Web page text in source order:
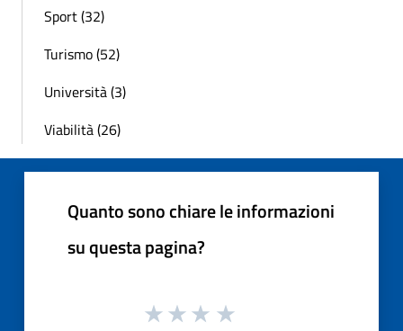
Sport (32)
Turismo (52)
Università (3)
Viabilità (26)
Quanto sono chiare le informazioni
su questa pagina?